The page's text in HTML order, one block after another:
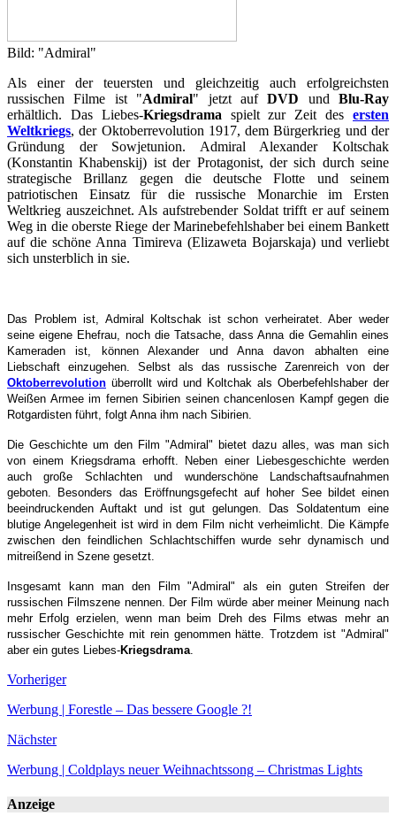
Bild: "Admiral"
Als einer der teuersten und gleichzeitig auch erfolgreichsten
russischen Filme ist "Admiral" jetzt aufDVD und Blu-Ray
erhältlich. Das Liebes-Kriegsdrama spielt zur Zeit desersten
Weltkriegs, der Oktoberrevolution 1917, dem Bürgerkrieg und der
Gründung der Sowjetunion. Admiral Alexander Koltschak
(Konstantin Khabenskij) ist der Protagonist, der sich durch seine
strategische Brillanz gegen die deutsche Flotte und seinem
patriotischen Einsatz für die russische Monarchie im Ersten
Weltkrieg auszeichnet. Als aufstrebender Soldat trifft er auf seinem
Weg in die oberste Riege der Marinebefehlshaber bei einem Bankett
auf die schöne Anna Timireva (Elizaweta Bojarskaja) und verliebt
sich unsterblich in sie.
Das Problem ist, Admiral Koltschak ist schon verheiratet. Aber weder
seine eigene Ehefrau, noch die Tatsache, dass Anna die Gemahlin eines
Kameraden ist, können Alexander und Anna davon abhalten eine
Liebschaft einzugehen. Selbst als das russische Zarenreich von der
Oktoberrevolution überrollt wird und Koltchak als Oberbefehlshaber der
Weißen Armee im fernen Sibirien seinen chancenlosen Kampf gegen die
Rotgardisten führt, folgt Anna ihm nach Sibirien.
Die Geschichte um den Film "Admiral" bietet dazu alles, was man sich
von einem Kriegsdrama erhofft. Neben einer Liebesgeschichte werden
auch große Schlachten und wunderschöne Landschaftsaufnahmen
geboten. Besonders das Eröffnungsgefecht auf hoher See bildet einen
beeindruckenden Auftakt und ist gut gelungen. Das Soldatentum eine
blutige Angelegenheit ist wird in dem Film nicht verheimlicht. Die Kämpfe
zwischen den feindlichen Schlachtschiffen wurde sehr dynamisch und
mitreißend in Szene gesetzt.
Insgesamt kann man den Film "Admiral" als ein guten Streifen der
russischen Filmszene nennen. Der Film würde aber meiner Meinung nach
mehr Erfolg erzielen, wenn man beim Dreh des Films etwas mehr an
russischer Geschichte mit rein genommen hätte. Trotzdem ist "Admiral"
aber ein gutes Liebes-Kriegsdrama
Vorheriger
Werbung | Forestle – Das bessere Google ?!
Nächster
Werbung | Coldplays neuer Weihnachtssong – Christmas Lights
Anzeige